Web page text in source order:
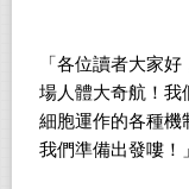
「各位讀者大家
場人體大奇航！我
細胞運作的各種機
我們準備出發嘍！」